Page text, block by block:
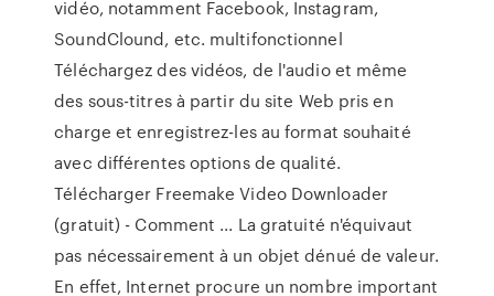
vidéo, notamment Facebook, Instagram,
SoundClound, etc. multifonctionnel
Téléchargez des vidéos, de l'audio et même
des sous-titres à partir du site Web pris en
charge et enregistrez-les au format souhaité
avec différentes options de qualité.
Télécharger Freemake Video Downloader
(gratuit) - Comment ... La gratuité n'équivaut
pas nécessairement à un objet dénué de valeur.
En effet, Internet procure un nombre important